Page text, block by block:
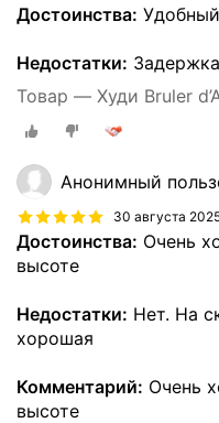
Достоинства:
Недостатки:
Товар — Худи Bruler
Анонимный
30 августа
Достоинства: Очень
высоте
Недостатки: Нет. На
хорошая
Комментарий: Очень
высоте